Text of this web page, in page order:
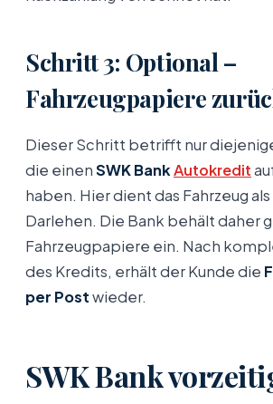
Schritt 3: Optional –
Fahrzeugpapiere
Dieser Schritt betrifft nur
die einenSWK BankAutokredit
haben. Hier dient das Fahrzeug
Darlehen. Die Bank behält daher
Fahrzeugpapiere ein. Nach
des Kredits, erhält der Kunde die
per Postwieder.
SWK Bank